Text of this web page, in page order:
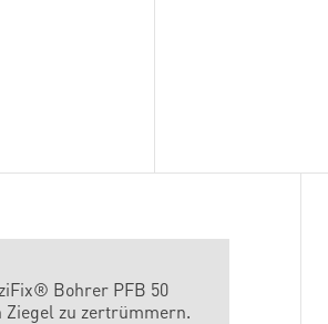
Bohrer PFB 50
Ziegel zu zertrümmern.